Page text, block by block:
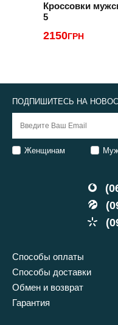
Кроссовки
5
2150ГРН
Способы оплаты
Способы доставки
Обмен и возврат
Гарантия
ПОДПИШИТЕСЬ НА
Женщинам